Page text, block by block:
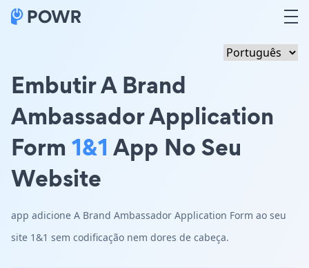
Embutir A Brand
Ambassador Application
Form 1&1 App No Seu
Website
app adicione A Brand Ambassador Application Form ao seu
site 1&1 sem codificação nem dores de cabeça.